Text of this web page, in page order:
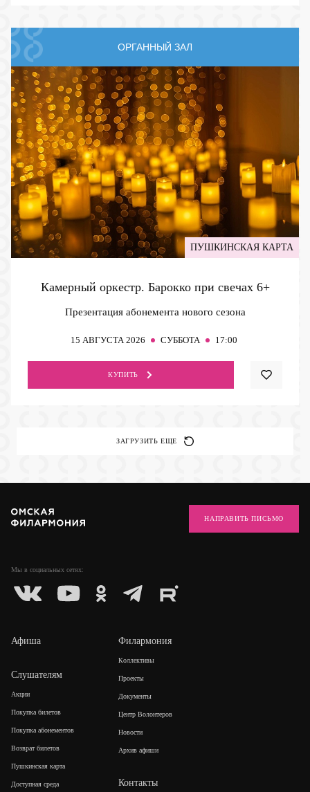
ОРГАННЫЙ ЗАЛ
ПУШКИНСКАЯ КАРТА
Камерный оркестр. Барокко при свечах 6+
Презентация абонемента нового сезона
15 АВГУСТА 2026 СУББОТА 17:00
КУПИТЬ
ЗАГРУЗИТЬ ЕЩЕ
Мы в социальных сетях:
НАПРАВИТЬ ПИСЬМО
Афиша
Слушателям
Акции
Покупка билетов
Покупка абонементов
Возврат билетов
Пушкинская карта
Доступная среда
Филармония
Коллективы
Проекты
Документы
Центр Волонтеров
Новости
Архив афиши
Контакты